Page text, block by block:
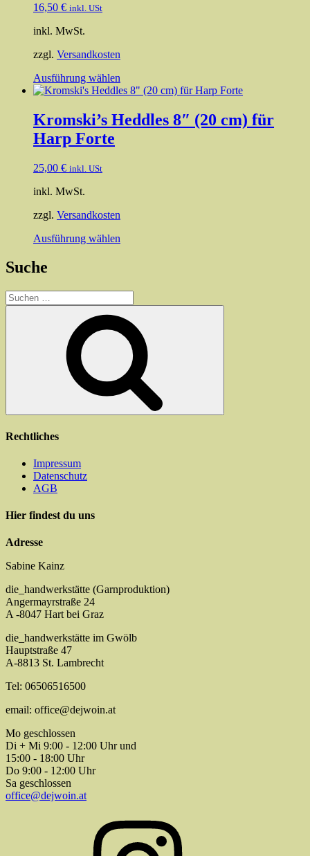
16,50 € inkl. USt
inkl. MwSt.
zzgl. Versandkosten
Ausführung wählen
Produkt
mehrere
Varianten
werden
Kromski’s Heddles 8″ (20 cm) für
Harp Forte
25,00 € inkl. USt
inkl. MwSt.
zzgl. Versandkosten
Ausführung wählen
Optionen
können
auf
der
Produktseite
gewählt
werden
Suche
Suchen
nach:
Rechtliches
Impressum
Datenschutz
AGB
Hier findest du uns
Adresse
Sabine Kainz
die_handwerkstätte (Garnproduktion)
Angermayrstraße 24
A -8047 Hart bei Graz
die_handwerkstätte im Gwölb
Hauptstraße 47
A-8813 St. Lambrecht
Tel: 06506516500
email: office@dejwoin.at
Mo geschlossen
Di + Mi 9:00 - 12:00 Uhr und
15:00 - 18:00 Uhr
Do 9:00 - 12:00 Uhr
Sa geschlossen
office@dejwoin.at